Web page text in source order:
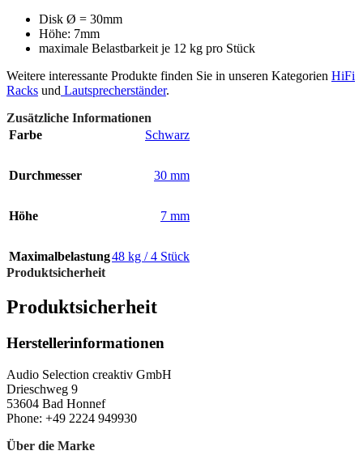
Disk Ø = 30mm
Höhe: 7mm
maximale Belastbarkeit je 12 kg pro Stück
Weitere interessante Produkte finden Sie in unseren Kategorien HiFi
Racks und Lautsprecherständer.
Zusätzliche Informationen
Farbe
Schwarz
Durchmesser 30 mm
Höhe 7 mm
Maximalbelastung48 kg / 4 Stück
Produktsicherheit
Produktsicherheit
Herstellerinformationen
Audio Selection creaktiv GmbH
Drieschweg 9
53604 Bad Honnef
Phone: +49 2224 949930
Über die Marke